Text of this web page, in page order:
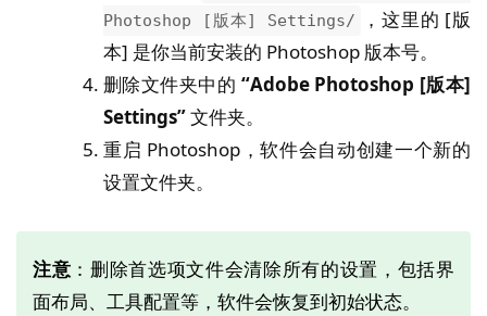
Photoshop [版本] Settings/
，这里的 [版
本] 是你当前安装的 Photoshop 版本号。
删除文件夹中的 “Adobe Photoshop [版本]
Settings”文件夹。
重启 Photoshop，软件会自动创建一个新的
设置文件夹。
注意 ：删除首选项文件会清除所有的设置，包括界
面布局、工具配置等，软件会恢复到初始状态。